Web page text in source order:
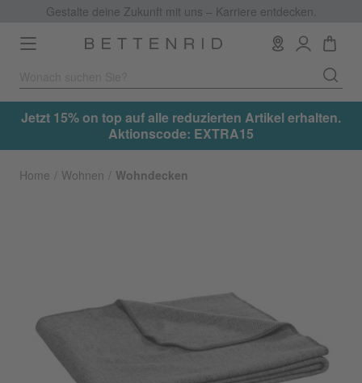
Gestalte deine Zukunft mit uns – Karriere entdecken.
Toggle
navigation
Jetzt 15% on top auf alle reduzierten Artikel erhalten.
Aktionscode: EXTRA15
Home Wohnen Wohndecken